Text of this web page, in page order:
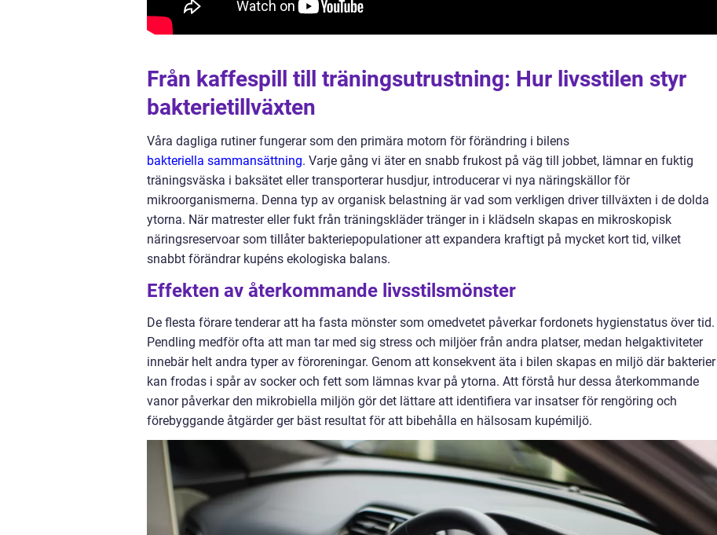
Från kaffespill till träningsutrustning: Hur livsstilen styr
bakterietillväxten
Våra dagliga rutiner fungerar som den primära motorn för förändring i bilens
bakteriella sammansättning. Varje gång vi äter en snabb frukost på väg till jobbet, lämnar en fuktig
träningsväska i baksätet eller transporterar husdjur, introducerar vi nya näringskällor för
mikroorganismerna. Denna typ av organisk belastning är vad som verkligen driver tillväxten i de dolda
ytorna. När matrester eller fukt från träningskläder tränger in i klädseln skapas en mikroskopisk
näringsreservoar som tillåter bakteriepopulationer att expandera kraftigt på mycket kort tid, vilket
snabbt förändrar kupéns ekologiska balans.
Effekten av återkommande livsstilsmönster
De flesta förare tenderar att ha fasta mönster som omedvetet påverkar fordonets hygienstatus över tid.
Pendling medför ofta att man tar med sig stress och miljöer från andra platser, medan helgaktiviteter
innebär helt andra typer av föroreningar. Genom att konsekvent äta i bilen skapas en miljö där bakterier
kan frodas i spår av socker och fett som lämnas kvar på ytorna. Att förstå hur dessa återkommande
vanor påverkar den mikrobiella miljön gör det lättare att identifiera var insatser för rengöring och
förebyggande åtgärder ger bäst resultat för att bibehålla en hälsosam kupémiljö.